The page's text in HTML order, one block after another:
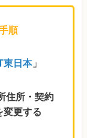
順
東日本」
住所・契約
変更する